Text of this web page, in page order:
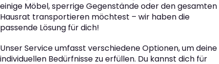
einige Möbel, sperrige Gegenstände oder den gesamten
Hausrat transportieren möchtest – wir haben die
passende Lösung für dich!
Unser Service umfasst verschiedene Optionen, um deine
individuellen Bedürfnisse zu erfüllen. Du kannst dich für